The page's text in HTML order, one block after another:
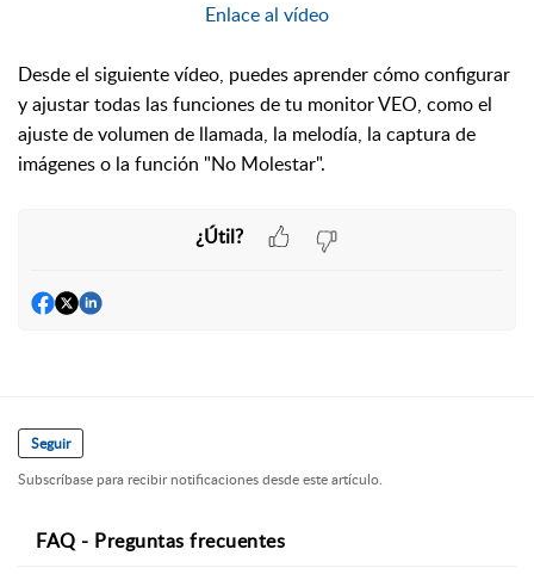
Enlace al vídeo
Desde el siguiente vídeo, puedes aprender cómo configurar
y ajustar todas las funciones de tu monitor VEO, como el
ajuste de volumen de llamada, la melodía, la captura de
imágenes o la función "No Molestar".
¿Útil?
Seguir
Subscríbase para recibir notificaciones desde este artículo.
FAQ - Preguntas frecuentes